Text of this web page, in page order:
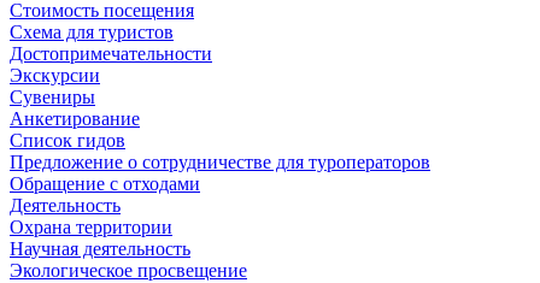
Стоимость посещения
Схема для туристов
Достопримечательности
Экскурсии
Сувениры
Анкетирование
Список гидов
Предложение о сотрудничестве для туроператоров
Обращение с отходами
Деятельность
Охрана территории
Научная деятельность
Экологическое просвещение